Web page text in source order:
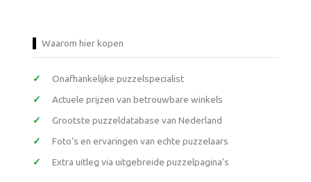
Waarom hier kopen
Onafhankelijke puzzelspecialist
Actuele prijzen van betrouwbare winkels
Grootste puzzeldatabase van Nederland
Foto’s en ervaringen van echte puzzelaars
Extra uitleg via uitgebreide puzzelpagina’s